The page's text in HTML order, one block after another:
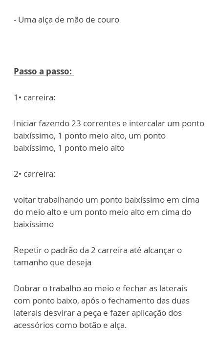
- ⁠Uma alça de mão de couro
Passo a passo:
1• carreira:
Iniciar fazendo 23 correntes e intercalar um ponto
baixíssimo, 1 ponto meio alto, um ponto
baixíssimo, 1 ponto meio alto
2• carreira:
voltar trabalhando um ponto baixíssimo em cima
do meio alto e um ponto meio alto em cima do
baixíssimo
Repetir o padrão da 2 carreira até alcançar o
tamanho que deseja
Dobrar o trabalho ao meio e fechar as laterais
com ponto baixo, após o fechamento das duas
laterais desvirar a peça e fazer aplicação dos
acessórios como botão e alça.